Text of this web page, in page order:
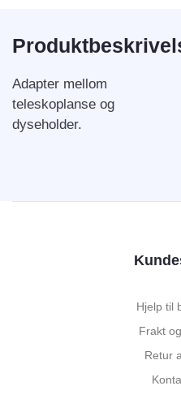
Adapter mellom
teleskoplanse og
dyseholder.
Hjelp til
Frakt
Retur